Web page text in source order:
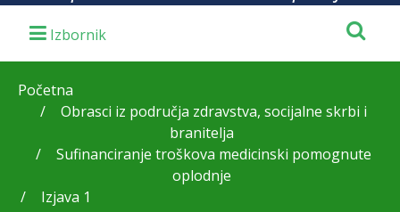
Početna
Obrasci iz područja zdravstva, socijalne skrbi i
branitelja
Sufinanciranje troškova medicinski pomognute
oplodnje
Izjava 1